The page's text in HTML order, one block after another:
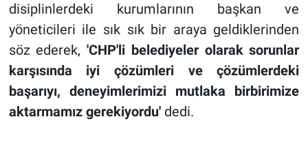
disiplinlerdeki kurumlarının başkan ve
yöneticileri ile sık sık bir araya geldiklerinden
söz ederek,'CHP'li belediyeler olarak sorunlar
karşısında iyi çözümleri ve çözümlerdeki
başarıyı, deneyimlerimizi mutlaka birbirimize
aktarmamız gerekiyordu' dedi.